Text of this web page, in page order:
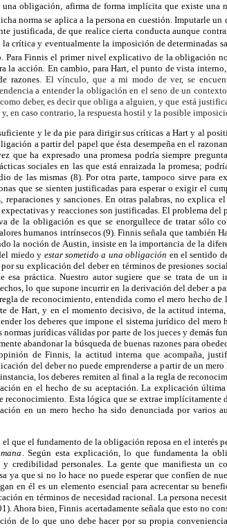
una obligación, afirma de forma implícita que existe una
norma se aplica a la persona en cuestión. Imputarle
justificada, de que realice cierta conducta aunque
crítica y eventualmente la imposición de determinadas
Para Finnis el primer nivel explicativo de la obligación
la acción. En cambio, para Hart, el punto de vista
razones. El vínculo, que a mi modo de ver, se
a entender la obligación en el seno de un
deber, es decir que obliga a alguien, y que está
en caso contrario, la respuesta hostil yla posible
y le da pie para dirigir sus críticas a Hart y al
a partir del papel que ésta desempeña en el
que ha expresado una promesa podría siempre
sociales en las que está enraizada la promesa;
de las mismas (8). Por otra parte, tampoco sirve para
que se sienten justificadas para esperar o exigir el
y sanciones. En otras palabras, no explica
expectativas y reacciones son justificadas. El problema
de la obligación es que se enorgullece de tratar sólo
humanos intrínsecos (9). Finnis señala que también
la noción de Austin, insiste en la importancia de la
miedo y estar sometido a una obligación en el sentido
su explicación del deber en términos de presiones
esa práctica. Nuestro autor sugiere que se trata de
lo que supone incurrir en la derivación del deber a
de reconocimiento, entendida como el mero hecho de
de Hart, y en el momento decisivo, de la actitud
los deberes que impone el sistema jurídico del
jurídicas válidas por parte de los jueces y demás
abandonar la búsqueda de buenas razones para
de Finnis, la actitud interna que acompaña,
del deber no puede emprenderse a partir de un mero
los deberes remiten al final a la regla de
en el hecho de su aceptación. La explicación última
reconocimiento. Esta lógica que se extrae implícitamente
en un mero hecho ha sido denunciada por varios
que el fundamento de la obligación reposa en el interés
. Según esta explicación, lo que fundamenta la
credibilidad personales. La gente que manifiesta un
ya que si no lo hace no puede esperar que confíen de
en él es un elemento esencial para acrecentar su
en términos de necesidad racional. La persona
Ahora bien, Finnis acertadamente señala que esto no
de lo que uno debe hacer por su propia